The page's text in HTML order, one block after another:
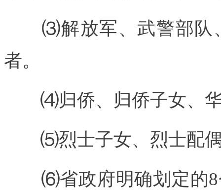
⑶解放军、武警部队、
者。
⑷归侨、归侨子女、华
⑸烈士子女、烈士配
⑹省政府明确划定的8